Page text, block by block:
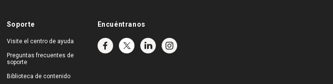
Soporte
Visite el centro de ayuda
Preguntas frecuentes de
soporte
Biblioteca de contenido
Encuéntranos